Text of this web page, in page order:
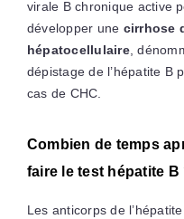
virale B chronique active
développer une cirrhose
hépatocellulaire,
dépistage de l’hépatite B
cas de CHC.
Combien de temps
faire le test hépatite B
Les anticorps de